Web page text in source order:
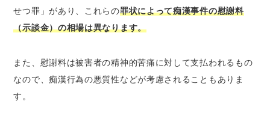
せつ罪」があり、これらの罪状によって痴漢事件の慰謝料
（示談金）の相場は異なります。
また、慰謝料は被害者の精神的苦痛に対して支払われるもの
なので、痴漢行為の悪質性などが考慮されることもありま
す。